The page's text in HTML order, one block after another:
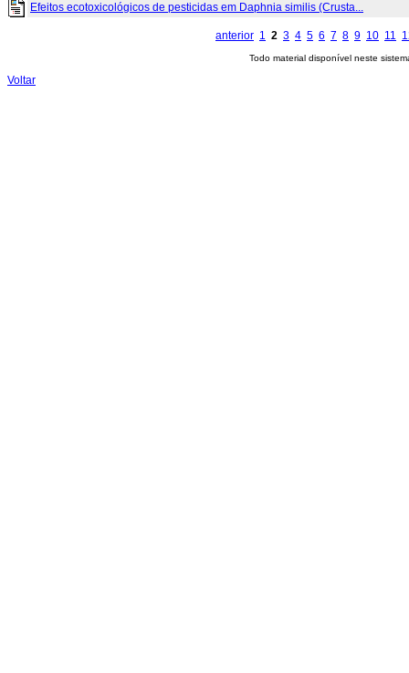
Efeitos ecotoxicológicos de pesticidas em Daphnia similis (Crusta...
anterior 1 2 3 4 5 6 7 8 9 10 11
Todo material disponível neste
Voltar